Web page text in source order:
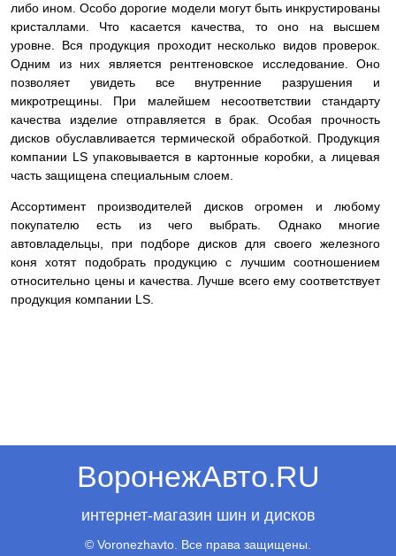
либо ином. Особо дорогие модели могут быть инкрустированы
кристаллами. Что касается качества, то оно на высшем
уровне. Вся продукция проходит несколько видов проверок.
Одним из них является рентгеновское исследование. Оно
позволяет увидеть все внутренние разрушения и
микротрещины. При малейшем несоответствии стандарту
качества изделие отправляется в брак. Особая прочность
дисков обуславливается термической обработкой. Продукция
компании LS упаковывается в картонные коробки, а лицевая
часть защищена специальным слоем.
Ассортимент производителей дисков огромен и любому
покупателю есть из чего выбрать. Однако многие
автовладельцы, при подборе дисков для своего железного
коня хотят подобрать продукцию с лучшим соотношением
относительно цены и качества. Лучше всего ему соответствует
продукция компании LS.
ВоронежАвто.RU
интернет-магазин шин и дисков
© Voronezhavto. Все права защищены.